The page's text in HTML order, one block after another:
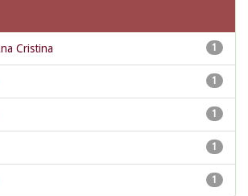
1
Cristina
1
1
1
1